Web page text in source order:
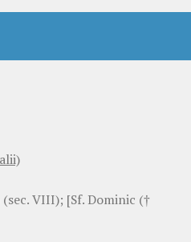
(sec. VIII); [Sf. Dominic (†